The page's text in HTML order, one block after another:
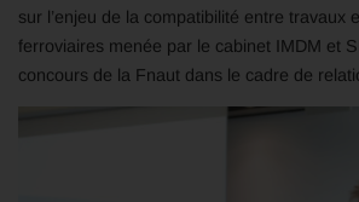
sur l’enjeu de la compatibilité entre travaux
ferroviaires menée par le cabinet IMDM et
concours de la Fnaut dans le cadre de